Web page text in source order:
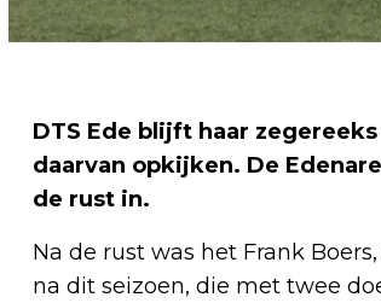
DTS Ede blijft haar
daarvan opkijken. De
de rust in.
Na de rust was het Frank
na dit seizoen, die met twee